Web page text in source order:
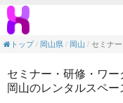
セミナー・
トップ
岡山県 岡山 セミナ
セミナー・研修・ワ
岡山のレンタルスペー